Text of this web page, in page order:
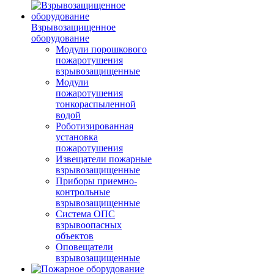
Взрывозащищенное
оборудование
Модули порошкового
пожаротушения
взрывозащищенные
Модули
пожаротушения
тонкораспыленной
водой
Роботизированная
установка
пожаротушения
Извещатели пожарные
взрывозащищенные
Приборы приемно-
контрольные
взрывозащищенные
Система ОПС
взрывоопасных
объектов
Оповещатели
взрывозащищенные